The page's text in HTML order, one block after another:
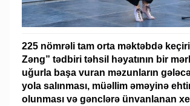
225 nömrəli tam orta məktəbdə
Zəng” tədbiri təhsil həyatının bir
uğurla başa vuran məzunların
yola salınması, müəllim əməyinə
olunması və gənclərə ünvanlanan